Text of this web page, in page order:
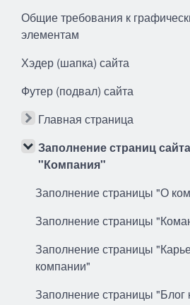
Общие требования к
элементам
Хэдер (шапка) сайта
Футер (подвал) сайта
Главная страница
Заполнение страниц
"Компания"
Заполнение страницы "О
Заполнение страницы
Заполнение страницы
компании"
Заполнение страницы "Блог